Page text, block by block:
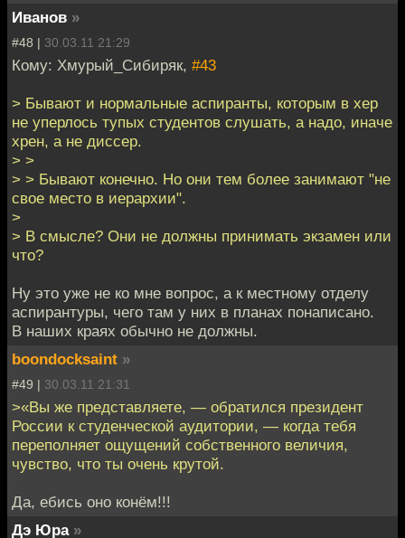
Иванов »
#48 | 30.03.11 21:29
Кому: Хмурый_Сибиряк, #43
> Бывают и нормальные аспиранты, которым в хер
не уперлось тупых студентов слушать, а надо, иначе
хрен, а не диссер.
> >
> > Бывают конечно. Но они тем более занимают "не
свое место в иерархии".
>
> В смысле? Они не должны принимать экзамен или
что?
Ну это уже не ко мне вопрос, а к местному отделу
аспирантуры, чего там у них в планах понаписано.
В наших краях обычно не должны.
boondocksaint »
#49 | 30.03.11 21:31
>«Вы же представляете, — обратился президент
России к студенческой аудитории, — когда тебя
переполняет ощущений собственного величия,
чувство, что ты очень крутой.
Да, ебись оно конём!!!
Дэ Юра »